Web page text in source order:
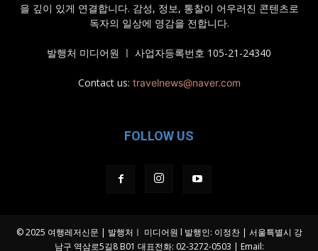
을 깊이 있게 연결합니다. 감성, 정보, 통찰이 어우러진 콘텐츠로
독자의 일상에 영감을 전합니다.
발행처 미디어원 ㅣ 사업자등록번호 105-21-24340
Contact us: travelnews@naver.com
FOLLOW US
© 2025 여행레저신문 | 발행처ㅣ 미디어원 l 발행인: 이정찬 | 서울특별시 강
남구 역삼로5길8 B01 대표전화: 02-3272-0503 | Email: